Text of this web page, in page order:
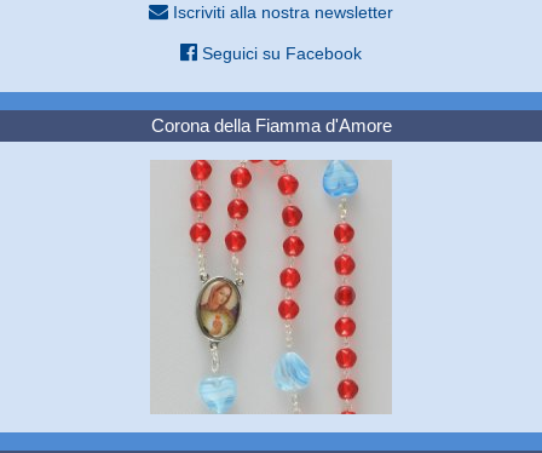
Iscriviti alla nostra newsletter
Seguici su Facebook
Corona della Fiamma d'Amore